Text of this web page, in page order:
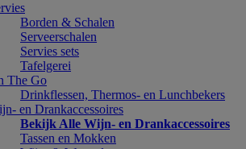
Borden & Schalen
Serveerschalen
Servies sets
Tafelgerei
The Go
Drinkflessen, Thermos- en Lunchbekers
en Drankaccessoires
Bekijk Alle Wijn- en Drankaccessoires
Tassen en Mokken